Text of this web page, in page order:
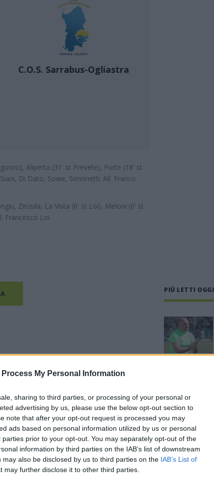
Process My Personal Information
sharing to third parties, or processing of your personal or
advertising by us, please use the below opt-out section to
note that after your opt-out request is processed you may
ads based on personal information utilized by us or personal
prior to your opt-out. You may separately opt-out of the
information by third parties on the IAB’s list of downstream
also be disclosed by us to third parties on the IAB’s List of
may further disclose it to other third parties.
C.O.S. Sarrabus-Ogliastra
Aliperta (31' st Prevete), Forte (18' st
Di Dato, Sowe, Simonetti. All. Franco
Zinzula, La Vista (6' st Loi), Meloni (6' st
Francesco Loi.
PIÙ LETTI OGGI